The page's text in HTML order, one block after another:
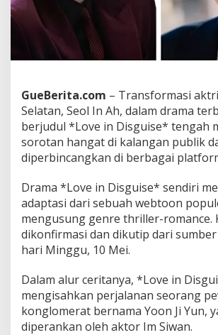
n
p
i
l
n
n
a
d
i
L
o
i
D
s
GueBerita.com – Transformasi
Selatan, Seol In Ah, dalam drama
berjudul *Love in Disguise* tengah
sorotan hangat di kalangan publik
diperbincangkan di berbagai
Drama *Love in Disguise* sendiri
adaptasi dari sebuah webtoon
mengusung genre thriller-romance.
dikonfirmasi dan dikutip dari
hari Minggu, 10 Mei.
Dalam alur ceritanya, *Love in
mengisahkan perjalanan seorang
konglomerat bernama Yoon Ji Yun,
diperankan oleh aktor Im Siwan.